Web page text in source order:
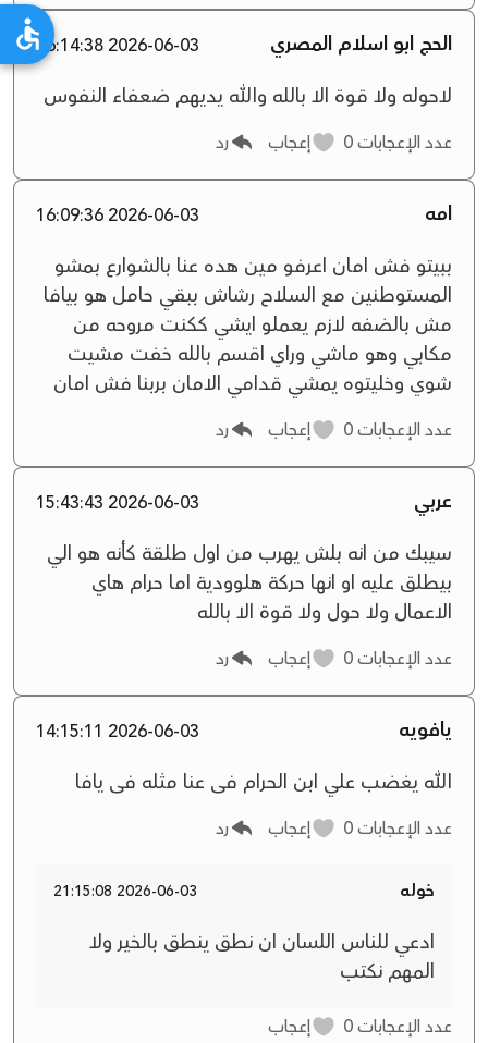
الحج ابو اسلام المصري 2026-06-03 16:14:38
لاحوله ولا قوة الا بالله والله يديهم ضعفاء النفوس
عدد الإعجابات إعجاب رد
امه 2026-06-03 16:09:36
ببيتو فش امان اعرفو مين هده عنا بالشوارع بمشو
المستوطنين مع السلاح رشاش ببقي حامل هو بيافا
مش بالضفه لازم يعملو ايشي ككنت مروحه من
مكابي وهو ماشي وراي اقسم بالله خفت مشيت
شوي وخليتوه يمشي قدامي الامان بربنا فش امان
عدد الإعجابات إعجاب رد
عربي 2026-06-03 15:43:43
سيبك من انه بلش يهرب من اول طلقة كأنه هو الي
بيطلق عليه او انها حركة هلوودية اما حرام هاي
الاعمال ولا حول ولا قوة الا بالله
عدد الإعجابات إعجاب رد
يافويه 2026-06-03 14:15:11
الله يغضب علي ابن الحرام فى عنا مثله فى يافا
عدد الإعجابات إعجاب رد
خوله 2026-06-03 21:15:08
ادعي للناس اللسان ان نطق ينطق بالخير ولا
المهم نكتب
عدد الإعجابات إعجاب